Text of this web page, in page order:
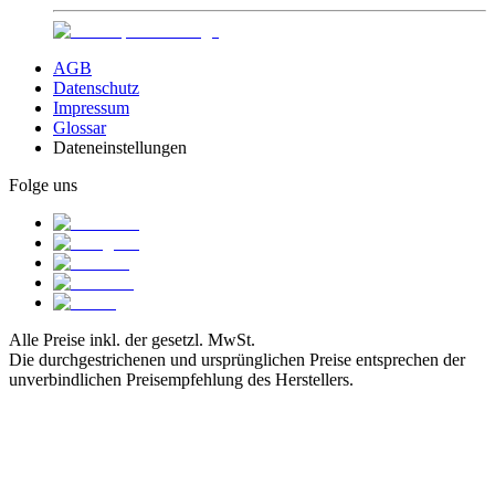
AGB
Datenschutz
Impressum
Glossar
Dateneinstellungen
Folge uns
Alle Preise inkl. der gesetzl. MwSt.
Die durchgestrichenen und ursprünglichen Preise entsprechen der
unverbindlichen Preisempfehlung des Herstellers.